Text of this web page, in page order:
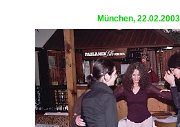
München, 22.02.2003